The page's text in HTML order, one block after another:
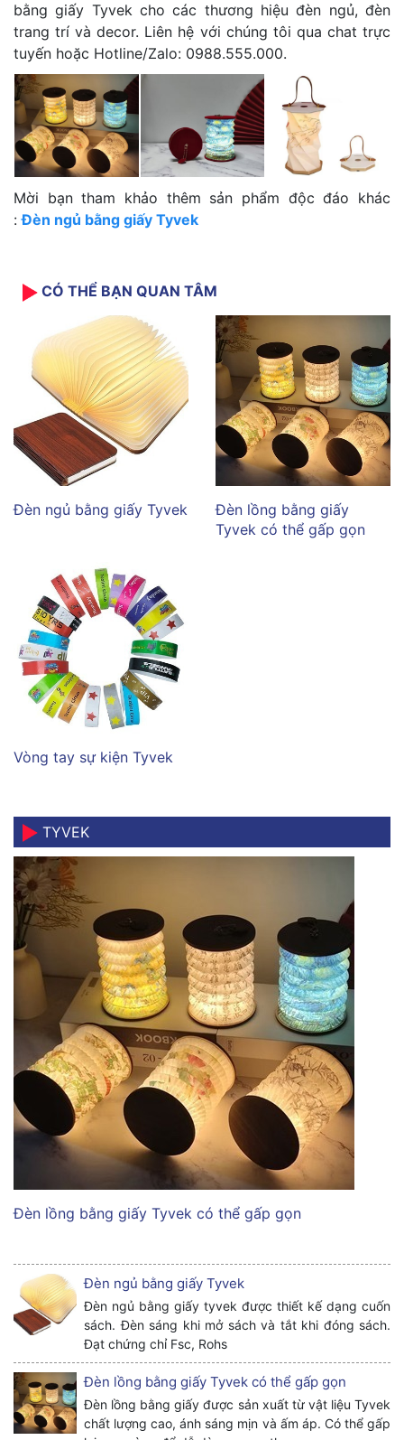
bằng giấy Tyvek cho các thương hiệu đèn ngủ, đèn
trang trí và decor. Liên hệ với chúng tôi qua chat trực
tuyến hoặc Hotline/Zalo: 0988.555.000.
Mời bạn tham khảo thêm sản phẩm độc đáo khác
:Đèn ngủ bằng giấy Tyvek
CÓ THỂ BẠN QUAN TÂM
Đèn ngủ bằng giấy Tyvek
Đèn lồng bằng giấy
Tyvek có thể gấp gọn
Vòng tay sự kiện Tyvek
TYVEK
Đèn lồng bằng giấy Tyvek có thể gấp gọn
Đèn ngủ bằng giấy Tyvek
Đèn ngủ bằng giấy tyvek được thiết kế dạng cuốn
sách. Đèn sáng khi mở sách và tắt khi đóng sách.
Đạt chứng chỉ Fsc, Rohs
Đèn lồng bằng giấy Tyvek có thể gấp gọn
Đèn lồng bằng giấy được sản xuất từ vật liệu Tyvek
chất lượng cao, ánh sáng mịn và ấm áp. Có thể gấp